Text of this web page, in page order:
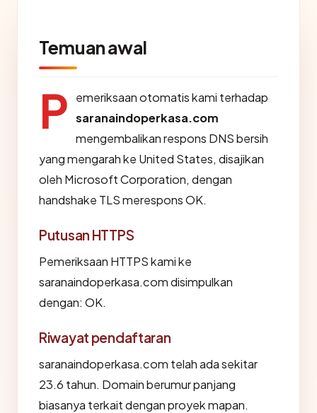
Temuan awal
P
emeriksaan otomatis kami terhadap
saranaindoperkasa.com
mengembalikan respons DNS bersih
yang mengarah ke United States, disajikan
oleh Microsoft Corporation, dengan
handshake TLS merespons OK.
Putusan HTTPS
Pemeriksaan HTTPS kami ke
saranaindoperkasa.com disimpulkan
dengan: OK.
Riwayat pendaftaran
saranaindoperkasa.com telah ada sekitar
23.6 tahun. Domain berumur panjang
biasanya terkait dengan proyek mapan.